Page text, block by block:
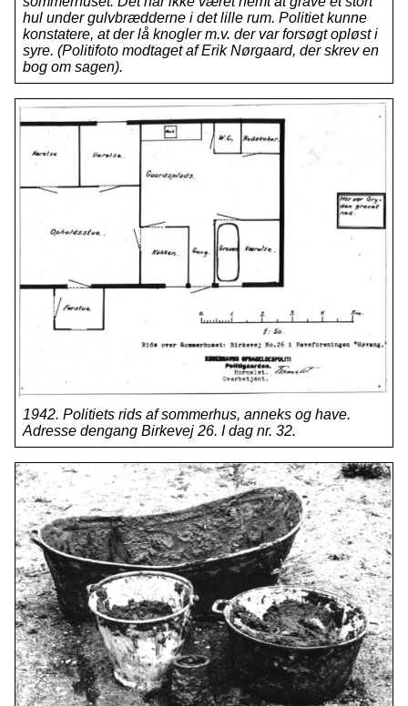
hul under gulvbrædderne i det lille rum. Politiet kunne
konstatere, at der lå knogler m.v. der var forsøgt opløst i
syre. (Politifoto modtaget af Erik Nørgaard, der skrev en
bog om sagen).
1942. Politiets rids af sommerhus, anneks og have.
Adresse dengang Birkevej 26. I dag nr. 32.